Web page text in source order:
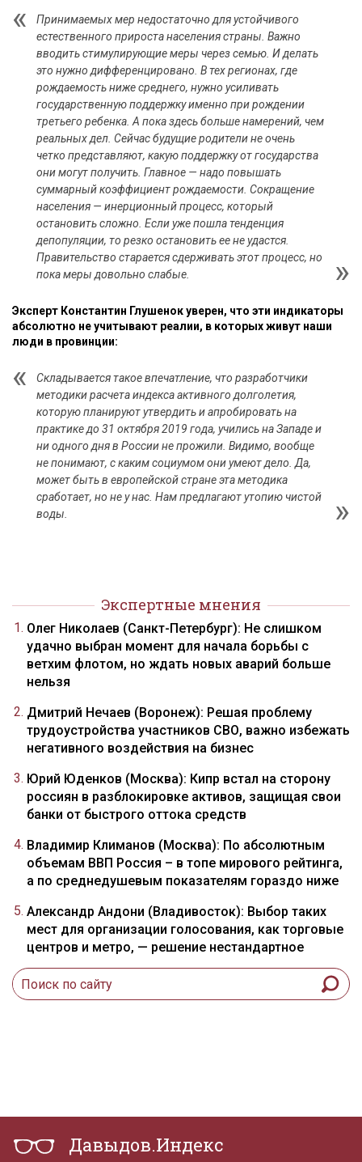
Принимаемых мер недостаточно для устойчивого
естественного прироста населения страны. Важно
вводить стимулирующие меры через семью. И делать
это нужно дифференцировано. В тех регионах, где
рождаемость ниже среднего, нужно усиливать
государственную поддержку именно при рождении
третьего ребенка. А пока здесь больше намерений, чем
реальных дел. Сейчас будущие родители не очень
четко представляют, какую поддержку от государства
они могут получить. Главное — надо повышать
суммарный коэффициент рождаемости. Сокращение
населения — инерционный процесс, который
остановить сложно. Если уже пошла тенденция
депопуляции, то резко остановить ее не удастся.
Правительство старается сдерживать этот процесс, но
пока меры довольно слабые.
Эксперт Константин Глушенок уверен, что эти индикаторы
абсолютно не учитывают реалии, в которых живут наши
люди в провинции:
Складывается такое впечатление, что разработчики
методики расчета индекса активного долголетия,
которую планируют утвердить и апробировать на
практике до 31 октября 2019 года, учились на Западе и
ни одного дня в России не прожили. Видимо, вообще
не понимают, с каким социумом они умеют дело. Да,
может быть в европейской стране эта методика
сработает, но не у нас. Нам предлагают утопию чистой
воды.
Экспертные мнения
Олег Николаев (Санкт-Петербург): Не слишком
удачно выбран момент для начала борьбы с
ветхим флотом, но ждать новых аварий больше
нельзя
Дмитрий Нечаев (Воронеж): Решая проблему
трудоустройства участников СВО, важно избежать
негативного воздействия на бизнес
Юрий Юденков (Москва): Кипр встал на сторону
россиян в разблокировке активов, защищая свои
банки от быстрого оттока средств
Владимир Климанов (Москва): По абсолютным
объемам ВВП Россия – в топе мирового рейтинга,
а по среднедушевым показателям гораздо ниже
Александр Андони (Владивосток): Выбор таких
мест для организации голосования, как торговые
центров и метро, — решение нестандартное
Давыдов.Индекс